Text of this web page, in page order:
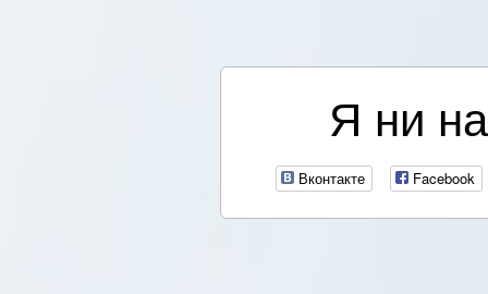
Я ни
Вконтакте Facebook